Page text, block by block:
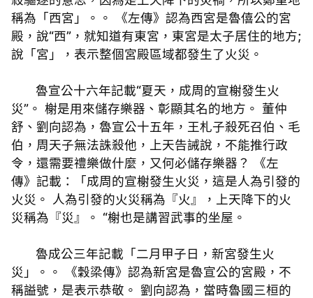
稱為「西宮」。。 《左傳》認為西宮是魯僖公的宮
殿，說“西”，就知道有東宮，東宮是太子居住的地方;
說「宮」，表示整個宮殿區域都發生了火災。
魯宣公十六年記載“夏天，成周的宣榭發生火
災”。 榭是用來儲存樂器、彰顯其名的地方。 董仲
舒、劉向認為，魯宣公十五年，王札子殺死召伯、毛
伯，周天子無法誅殺他，上天告誡說，不能推行政
令，還需要禮樂做什麼，又何必儲存樂器？ 《左
傳》記載：「成周的宣榭發生火災，這是人為引發的
火災。 人為引發的火災稱為『火』，上天降下的火
災稱為『災』。 “榭也是講習武事的坐屋。
魯成公三年記載「二月甲子日，新宮發生火
災」。。 《穀梁傳》認為新宮是魯宣公的宮殿，不
稱謚號，是表示恭敬。 劉向認為，當時魯國三桓的